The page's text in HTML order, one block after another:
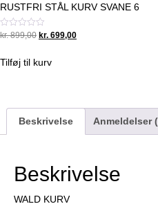
RUSTFRI STÅL KURV SVANE 6
Vurderet
af
5
kr.899,00 Original
kr. 699,00Current
Tilføj til kurv
Beskrivelse Anmeldelser
Beskrivelse
WALD KURV